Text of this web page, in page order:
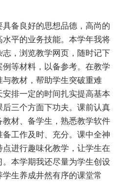
备良好的思想品德，高尚的
平的业务技能。本学年我将
，浏览教学网页，随时记下
等材料，以备参考。在教学
教材，帮助学生突破重难
排一定的时间扎实提高基本
三个方面下功夫。课前认真
材、备学生，熟悉教学软件
工作及时、充分。课中全神
进行趣味化教学，让学生在
本学期我还尽量为学生创设
生养成井然有序的课堂常